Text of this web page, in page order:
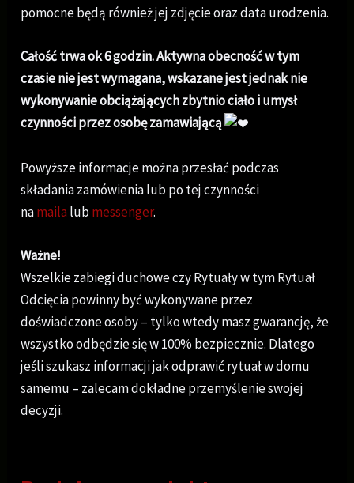
pomocne będą również jej zdjęcie oraz data urodzenia.
Całość trwa ok 6 godzin. Aktywna obecność w tym
czasie nie jest wymagana, wskazane jest jednak nie
wykonywanie obciążających zbytnio ciało i umysł
czynności przez osobę zamawiającą
Powyższe informacje można przesłać podczas
składania zamówienia lub po tej czynności
namaila lub messenger.
Ważne!
Wszelkie zabiegi duchowe czy Rytuały w tym Rytuał
Odcięcia powinny być wykonywane przez
doświadczone osoby – tylko wtedy masz gwarancję, że
wszystko odbędzie się w 100% bezpiecznie. Dlatego
jeśli szukasz informacji jak odprawić rytuał w domu
samemu – zalecam dokładne przemyślenie swojej
decyzji.